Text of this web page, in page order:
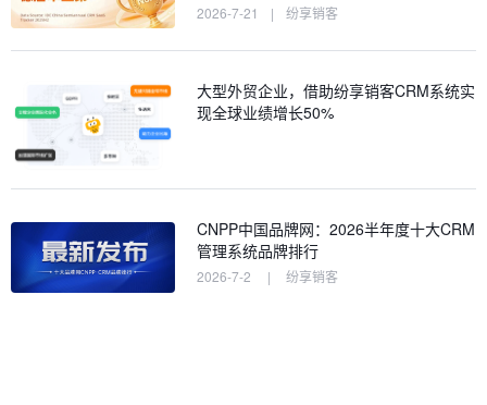
2026-7-21 | 纷享销客
大型外贸企业，借助纷享销客CRM系统实
现全球业绩增长50%
CNPP中国品牌网：2026半年度十大CRM
管理系统品牌排行
2026-7-2 | 纷享销客